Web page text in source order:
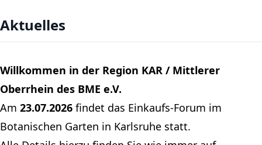
Aktuelles
Willkommen in der Region KAR / Mittlerer
Oberrhein des BME e.V.
Am 23.07.2026 findet das Einkaufs-Forum im
Botanischen Garten in Karlsruhe statt.